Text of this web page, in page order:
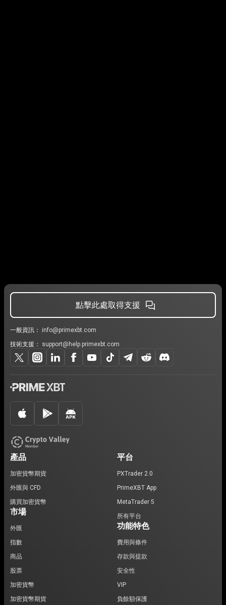
點擊此處取得支援
一般資訊：
info@primexbt.com
技術支援：
support@help.primexbt.com
產品
加密貨幣期貨
外匯與 CFD
購買加密貨幣
市場
外匯
指數
商品
股票
加密貨幣
加密貨幣期貨
平台
PXTrader 2.0
PrimeXBT App
MetaTrader 5
所有平台
功能特色
費用與條件
存款與提款
安全性
VIP
負餘額保護